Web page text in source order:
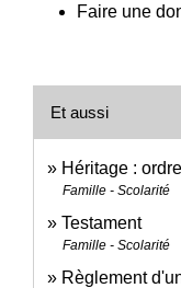
Faire une
Et aussi
Héritage :
Famille - Scolarité
Testament
Famille - Scolarité
Règlement